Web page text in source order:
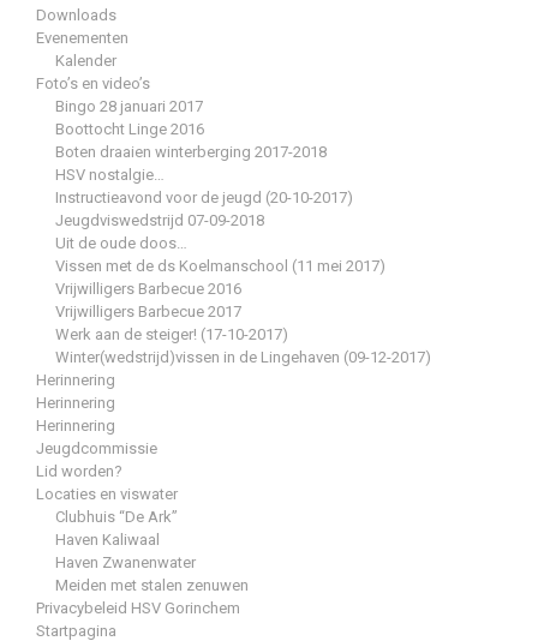
Downloads
Evenementen
Kalender
Foto’s en video’s
Bingo 28 januari 2017
Boottocht Linge 2016
Boten draaien winterberging 2017-2018
HSV nostalgie…
Instructieavond voor de jeugd (20-10-2017)
Jeugdviswedstrijd 07-09-2018
Uit de oude doos…
Vissen met de ds Koelmanschool (11 mei 2017)
Vrijwilligers Barbecue 2016
Vrijwilligers Barbecue 2017
Werk aan de steiger! (17-10-2017)
Winter(wedstrijd)vissen in de Lingehaven (09-12-2017)
Herinnering
Herinnering
Herinnering
Jeugdcommissie
Lid worden?
Locaties en viswater
Clubhuis “De Ark”
Haven Kaliwaal
Haven Zwanenwater
Meiden met stalen zenuwen
Privacybeleid HSV Gorinchem
Startpagina